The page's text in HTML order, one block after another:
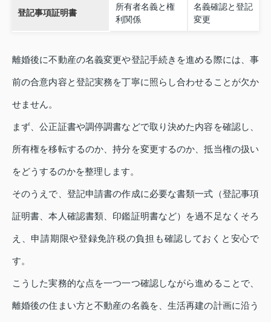
登記事項証明書
所有者名義と権
利関係
名義確認と登記
変更
離婚後に不動産の名義変更や登記手続きを進める際には、事
前の合意内容と登記実務を丁寧に照らし合わせることが欠か
せません。
まず、公正証書や調停調書などで取り決めた内容を確認し、
所有権を移転するのか、持分を変更するのか、抵当権の扱い
をどうするのかを整理します。
そのうえで、登記申請書の作成に必要な書類一式（登記事項
証明書、本人確認書類、印鑑証明書など）を過不足なくそろ
え、申請期限や登録免許税の負担も確認しておくと安心で
す。
こうした実務的な点を一つ一つ確認しながら進めることで、
離婚後の住まい方と不動産の名義を、生活再建の計画に沿う